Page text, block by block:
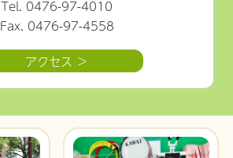
Tel. 0476-97-4010
Fax. 0476-97-4558
アクセス ＞